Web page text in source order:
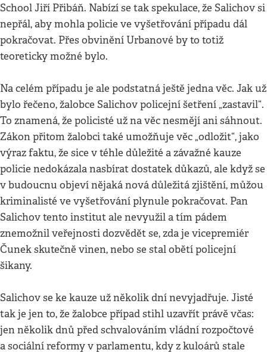
School Jiří Přibáň. Nabízí se tak spekulace, že Salichov si
nepřál, aby mohla policie ve vyšetřování případu dál
pokračovat. Přes obvinění Urbanové by to totiž
teoreticky možné bylo.
Na celém případu je ale podstatná ještě jedna věc. Jak už
bylo řečeno, žalobce Salichov policejní šetření „zastavil“.
To znamená, že policisté už na věc nesmějí ani sáhnout.
Zákon přitom žalobci také umožňuje věc „odložit“, jako
výraz faktu, že sice v téhle důležité a závažné kauze
policie nedokázala nasbírat dostatek důkazů, ale když se
v budoucnu objeví nějaká nová důležitá zjištění, můžou
kriminalisté ve vyšetřování plynule pokračovat. Pan
Salichov tento institut ale nevyužil a tím pádem
znemožnil veřejnosti dozvědět se, zda je vicepremiér
Čunek skutečně vinen, nebo se stal obětí policejní
šikany.
Salichov se ke kauze už několik dní nevyjadřuje. Jisté
tak je jen to, že žalobce případ stihl uzavřít právě včas:
jen několik dnů před schvalováním vládní rozpočtové
a sociální reformy v parlamentu, kdy z kuloárů stale